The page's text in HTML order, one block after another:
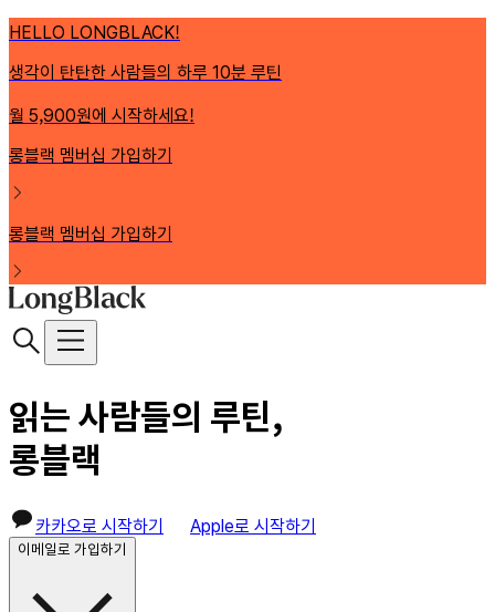
HELLO LONGBLACK!
생각이 탄탄한 사람들의 하루 10분 루틴
월 5,900원에 시작하세요!
롱블랙 멤버십 가입하기
롱블랙 멤버십 가입하기
읽는 사람들의 루틴,
롱블랙
카카오로 시작하기 Apple로 시작하기
이메일로 가입하기